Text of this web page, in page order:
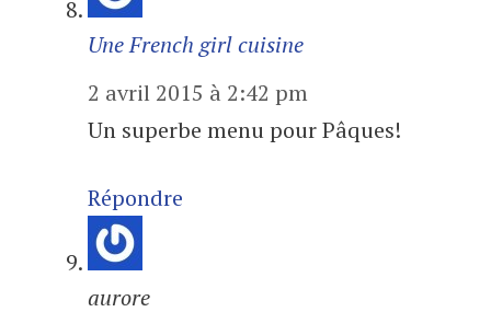
Une French girl cuisine
2 avril 2015 à 2:42 pm
Un superbe menu pour Pâques!
Répondre
aurore